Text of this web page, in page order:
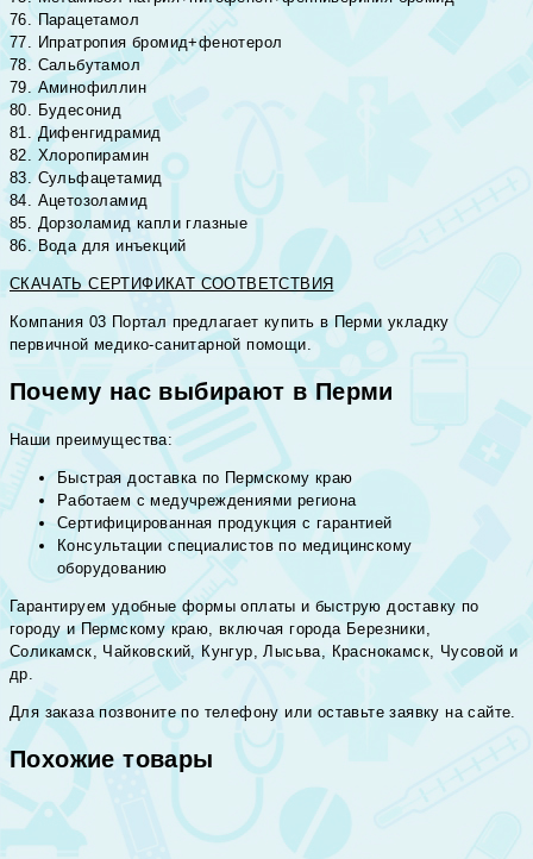
76. Парацетамол
77. Ипратропия бромид+фенотерол
78. Сальбутамол
79. Аминофиллин
80. Будесонид
81. Дифенгидрамид
82. Хлоропирамин
83. Сульфацетамид
84. Ацетозоламид
85. Дорзоламид капли глазные
86. Вода для инъекций
СКАЧАТЬ СЕРТИФИКАТ СООТВЕТСТВИЯ
Компания 03 Портал предлагает купить в Перми укладку
первичной медико-санитарной помощи.
Почему нас выбирают в Перми
Наши преимущества:
Быстрая доставка по Пермскому краю
Работаем с медучреждениями региона
Сертифицированная продукция с гарантией
Консультации специалистов по медицинскому
оборудованию
Гарантируем удобные формы оплаты и быструю доставку по
городу и Пермскому краю, включая города Березники,
Соликамск, Чайковский, Кунгур, Лысьва, Краснокамск, Чусовой и
др.
Для заказа позвоните по телефону или оставьте заявку на сайте.
Похожие товары